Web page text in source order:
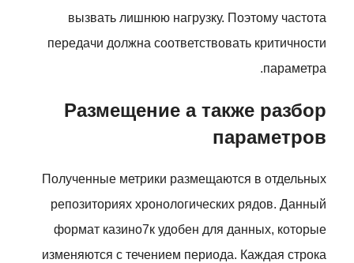
вызвать лишнюю нагрузку. Поэтому частота
передачи должна соответствовать критичности
параметра.
Размещение а также разбор
параметров
Полученные метрики размещаются в отдельных
репозиториях хронологических рядов. Данный
формат казино7к удобен для данных, которые
изменяются с течением периода. Каждая строка